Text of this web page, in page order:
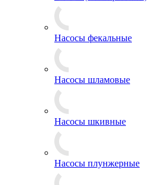
Насосы фекальные
Насосы шламовые
Насосы шкивные
Насосы плунжерные